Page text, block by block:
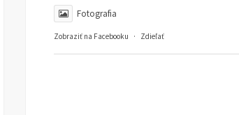
Fotografia
Zobraziť na Facebooku · Zdieľať